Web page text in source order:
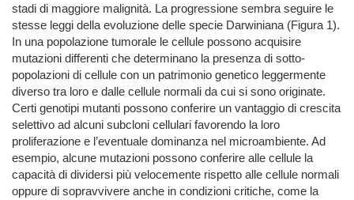
stadi di maggiore malignità. La progressione sembra seguire le
stesse leggi della evoluzione delle specie Darwiniana (Figura 1).
In una popolazione tumorale le cellule possono acquisire
mutazioni differenti che determinano la presenza di sotto-
popolazioni di cellule con un patrimonio genetico leggermente
diverso tra loro e dalle cellule normali da cui si sono originate.
Certi genotipi mutanti possono conferire un vantaggio di crescita
selettivo ad alcuni subcloni cellulari favorendo la loro
proliferazione e l’eventuale dominanza nel microambiente. Ad
esempio, alcune mutazioni possono conferire alle cellule la
capacità di dividersi più velocemente rispetto alle cellule normali
oppure di sopravvivere anche in condizioni critiche, come la